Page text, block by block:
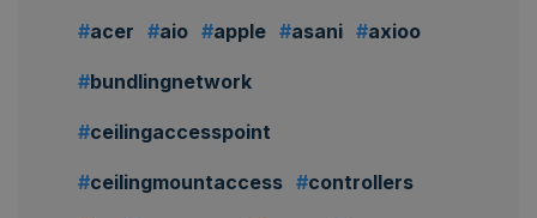
acer aio apple asani axioo
bundlingnetwork
ceilingaccesspoint
ceilingmountaccess controllers